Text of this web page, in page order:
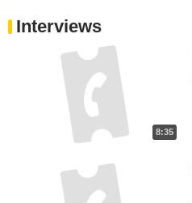
Interviews
8:35